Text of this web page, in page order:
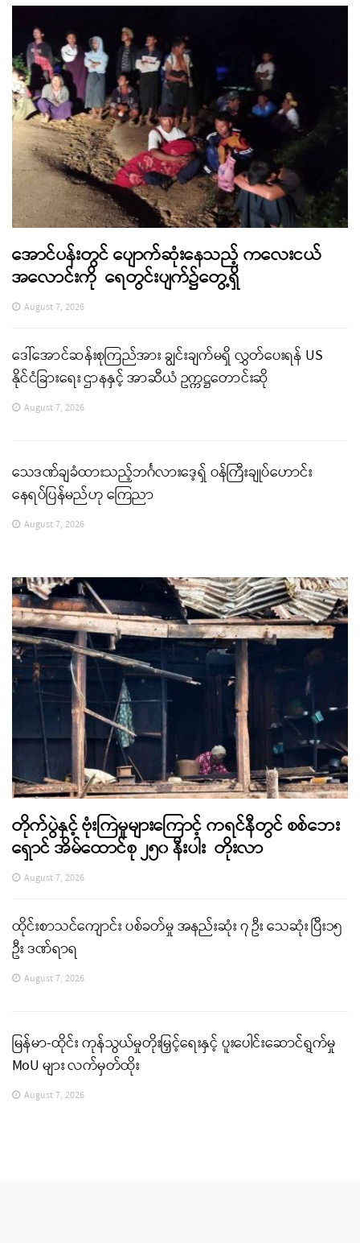
အောင်ပန်းတွင် ပျောက်ဆုံးနေသည့် ကလေးငယ်
အလောင်းကို ရေတွင်းပျက်၌တွေ့ရှိ
August 7, 2026
ဒေါ်အောင်ဆန်းစုကြည်အား ချွင်းချက်မရှိ လွှတ်ပေးရန် US
နိုင်ငံခြားရေး ဌာနနှင့် အာဆီယံ ဥက္ကဋ္ဌတောင်းဆို
August 7, 2026
သေဒဏ်ချခံထားသည့်ဘင်္ဂလားဒေ့ရှ် ဝန်ကြီးချုပ်ဟောင်း
နေရပ်ပြန်မည်ဟု ကြေညာ
August 7, 2026
တိုက်ပွဲနှင့် ဗုံးကြဲမှုများကြောင့် ကရင်နီတွင် စစ်ဘေး
ရှောင် အိမ်ထောင်စု ၂၅၀ နီးပါး တိုးလာ
August 7, 2026
ထိုင်းစာသင်ကျောင်း ပစ်ခတ်မှု အနည်းဆုံး ၇ ဦး သေဆုံး ပြီး၁၅
ဦး ဒဏ်ရာရ
August 7, 2026
မြန်မာ-ထိုင်း ကုန်သွယ်မှုတိုးမြှင့်ရေးနှင့် ပူးပေါင်းဆောင်ရွက်မှု
MoU များ လက်မှတ်ထိုး
August 7, 2026